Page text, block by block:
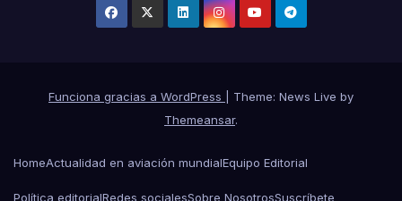
Funciona gracias a WordPress
Theme: News Live by
Themeansar.
HomeActualidad en aviación mundialEquipo Editorial
Política editorialRedes socialesSobre NosotrosSuscríbete